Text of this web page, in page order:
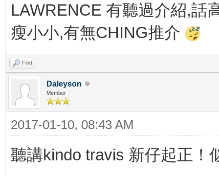
LAWRENCE 有聽過介紹,話
瘦小小,有無CHING推介
Find
Daleyson
Member
2017-01-10, 08:43 AM
聽講kindo travis 新仔起正！